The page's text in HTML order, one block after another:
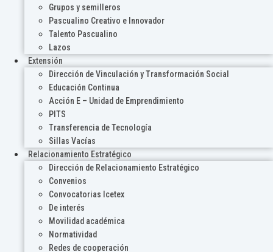
Grupos y semilleros
Pascualino Creativo e Innovador
Talento Pascualino
Lazos
Extensión
Dirección de Vinculación y Transformación Social
Educación Continua
Acción E – Unidad de Emprendimiento
PITS
Transferencia de Tecnología
Sillas Vacías
Relacionamiento Estratégico
Dirección de Relacionamiento Estratégico
Convenios
Convocatorias Icetex
De interés
Movilidad académica
Normatividad
Redes de cooperación